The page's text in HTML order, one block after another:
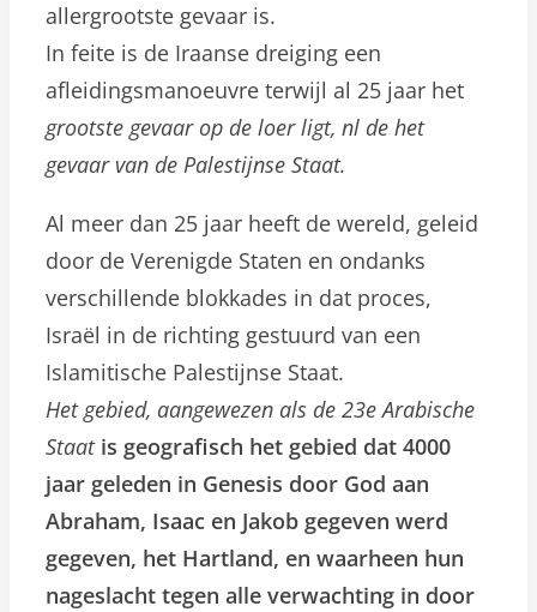
allergrootste gevaar is.
In feite is de Iraanse dreiging een
afleidingsmanoeuvre terwijl al 25 jaar het
grootste gevaar op de loer ligt, nl de het
gevaar van de Palestijnse Staat.
Al meer dan 25 jaar heeft de wereld, geleid
door de Verenigde Staten en ondanks
verschillende blokkades in dat proces,
Israël in de richting gestuurd van een
Islamitische Palestijnse Staat.
Het gebied, aangewezen als de 23e Arabische
Staat is geografisch het gebied dat 4000
jaar geleden in Genesis door God aan
Abraham, Isaac en Jakob gegeven werd
gegeven, het Hartland, en waarheen hun
nageslacht tegen alle verwachting in door